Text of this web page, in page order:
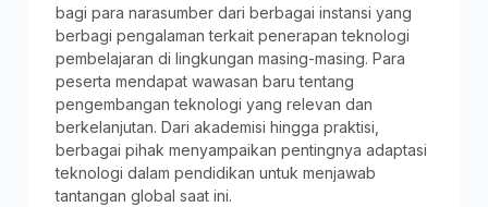
bagi para narasumber dari berbagai instansi yang
berbagi pengalaman terkait penerapan teknologi
pembelajaran di lingkungan masing-masing. Para
peserta mendapat wawasan baru tentang
pengembangan teknologi yang relevan dan
berkelanjutan. Dari akademisi hingga praktisi,
berbagai pihak menyampaikan pentingnya adaptasi
teknologi dalam pendidikan untuk menjawab
tantangan global saat ini.